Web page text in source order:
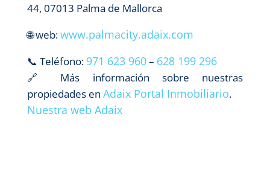
44, 07013 Palma de Mallorca
🌐 web:www.palmacity.adaix.com
📞 Teléfono: 971 623 960– 628 199 296
🔗 Más información sobre nuestras
propiedades en Adaix Portal Inmobiliario.
Nuestra web Adaix